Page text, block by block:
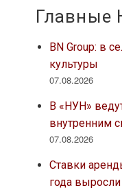
Главные
BN Group: в
культуры
07.08.2026
В «НУН»
внутренним
07.08.2026
Ставки
года выросли